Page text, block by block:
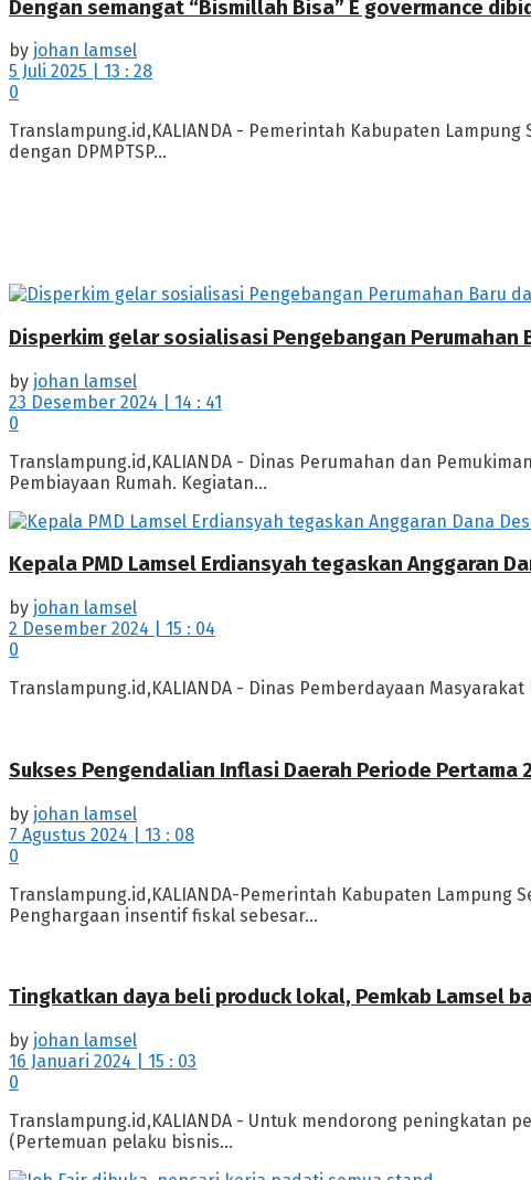
Dengan semangat “Bismillah Bisa” E govermance
by johan lamsel
5 Juli 2025 | 13 : 28
0
Translampung.id,KALIANDA - Pemerintah Kabupaten
dengan DPMPTSP...
Disperkim gelar sosialisasi Pengebangan Perumahan
by johan lamsel
23 Desember 2024 | 14 : 41
0
Translampung.id,KALIANDA - Dinas Perumahan dan
Pembiayaan Rumah. Kegiatan...
Kepala PMD Lamsel Erdiansyah tegaskan Anggaran
by johan lamsel
2 Desember 2024 | 15 : 04
0
Translampung.id,KALIANDA - Dinas Pemberdayaan
Sukses Pengendalian Inflasi Daerah Periode Pertama
by johan lamsel
7 Agustus 2024 | 13 : 08
0
Translampung.id,KALIANDA-Pemerintah Kabupaten
Penghargaan insentif fiskal sebesar...
Tingkatkan daya beli produck lokal, Pemkab Lamsel
by johan lamsel
16 Januari 2024 | 15 : 03
0
Translampung.id,KALIANDA - Untuk mendorong peningkatan
(Pertemuan pelaku bisnis...